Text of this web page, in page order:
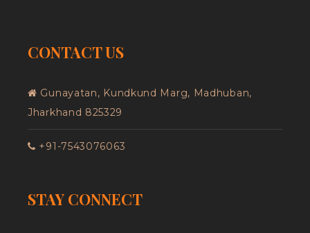
CONTACT US
Gunayatan, Kundkund Marg, Madhuban,
Jharkhand 825329
+91-7543076063
STAY CONNECT